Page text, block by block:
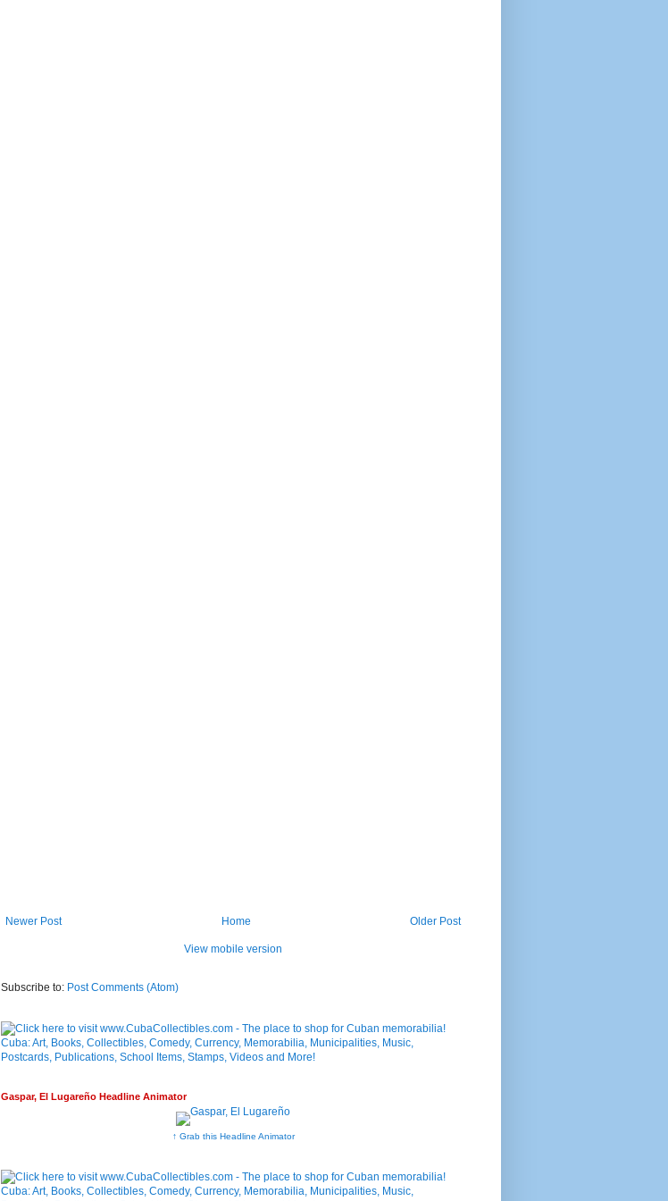
Newer Post Older Post
Home
View mobile version
Subscribe to: Post Comments (Atom)
Gaspar, El Lugareño Headline Animator
↑ Grab this Headline Animator